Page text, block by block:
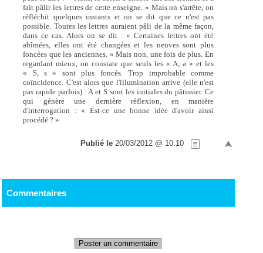
fait pâlir les lettres de cette enseigne. » Mais on s'arrête, on
réfléchit quelques instants et on se dit que ce n'est pas
possible. Toutes les lettres auraient pâli de la même façon,
dans ce cas. Alors on se dit : « Certaines lettres ont été
abîmées, elles ont été changées et les neuves sont plus
foncées que les anciennes. » Mais non, une fois de plus. En
regardant mieux, on constate que seuls les « A, a » et les
« S, s » sont plus foncés. Trop improbable comme
coïncidence. C'est alors que l'illumination arrive (elle n'est
pas rapide parfois) : A et S sont les initiales du pâtissier. Ce
qui génère une dernière réflexion, en manière
d'interrogation : « Est-ce une bonne idée d'avoir ainsi
procédé ? »
Publié le 20/03/2012 @ 10:10
Commentaires
Poster un commentaire